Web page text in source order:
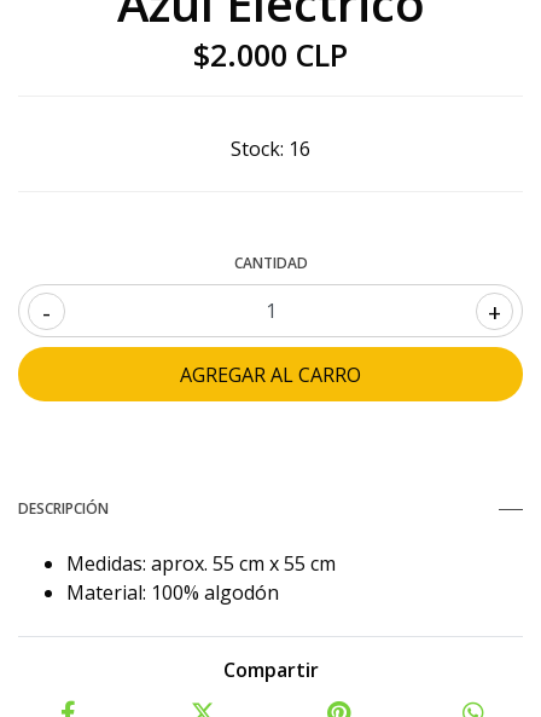
$2.000 CLP
Stock: 16
CANTIDAD
- +
DESCRIPCIÓN
Medidas: aprox. 55 cm x 55 cm
Material: 100% algodón
Compartir